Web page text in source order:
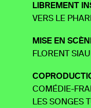
LIBREMENT
VERS LE
MISE EN
FLORENT
COMÉDIE-
LES SONGES